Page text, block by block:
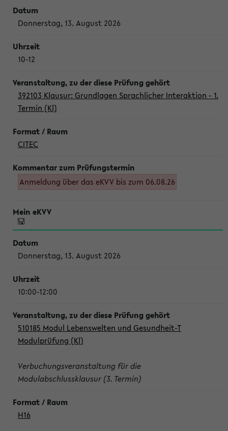
Donnerstag, 13. August 2026
10-12
392103 Klausur: Grundlagen Sprachlicher Interaktion - 1.
Termin (Kl)
CITEC
Anmeldung über das eKVV bis zum 06.08.26
Donnerstag, 13. August 2026
10:00-12:00
510185 Modul Lebenswelten und Gesundheit-T
Modulprüfung (Kl)
Verbuchungsveranstaltung für die
Modulabschlussklausur (3. Termin)
H16